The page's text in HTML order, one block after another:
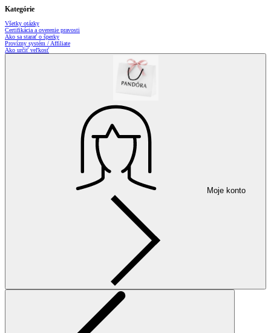
Kategórie
Všetky otázky
Certifikácia a overenie pravosti
Ako sa starať o šperky
Provízny systém / Affiliate
Ako určiť veľkosť
Moje konto